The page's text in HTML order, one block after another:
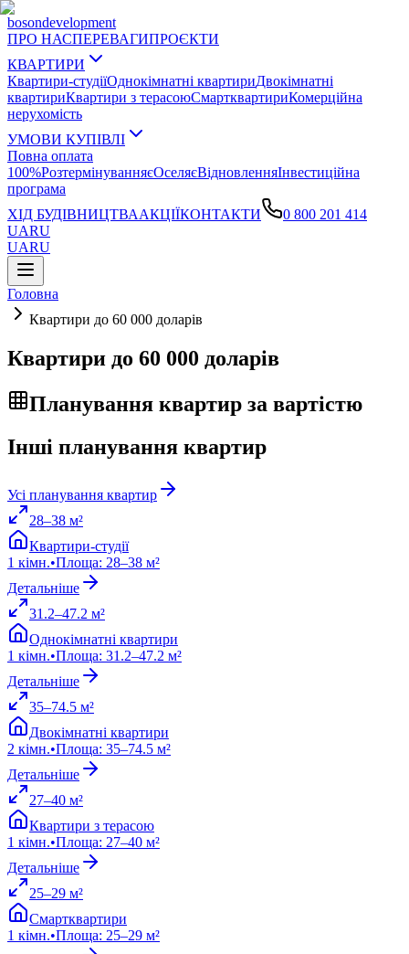
bosondevelopment
ПРО НАСПЕРЕВАГИПРОЄКТИ
КВАРТИРИ
Квартири-студіїОднокімнатні квартириДвокімнатні
квартириКвартири з терасоюСмартквартириКомерційна
нерухомість
УМОВИ КУПІВЛІ
Повна оплата
100%РозтермінуванняєОселяєВідновленняІнвестиційна
програма
ХІД БУДІВНИЦТВААКЦІЇКОНТАКТИ
0 800 201 414
UARU
UARU
Головна
Квартири до 60 000 доларів
Квартири до 60 000 доларів
Планування квартир за вартістю
Інші планування квартир
Усі планування квартир
28–38 м²
Квартири-студії
1 кімн.•Площа: 28–38 м²
Детальніше
31.2–47.2 м²
Однокімнатні квартири
1 кімн.•Площа: 31.2–47.2 м²
Детальніше
35–74.5 м²
Двокімнатні квартири
2 кімн.•Площа: 35–74.5 м²
Детальніше
27–40 м²
Квартири з терасою
1 кімн.•Площа: 27–40 м²
Детальніше
25–29 м²
Смартквартири
1 кімн.•Площа: 25–29 м²